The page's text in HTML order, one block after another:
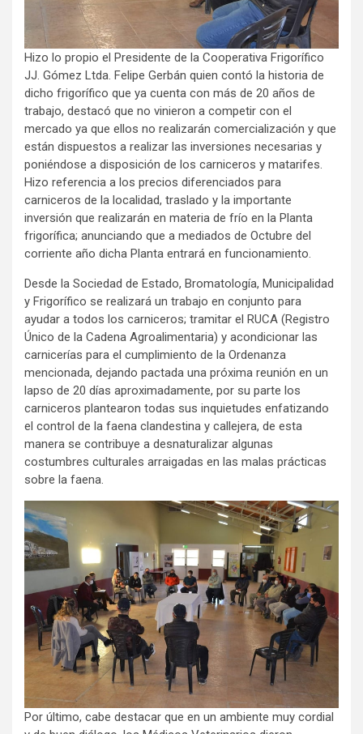
Hizo lo propio el Presidente de la Cooperativa Frigorífico
JJ. Gómez Ltda. Felipe Gerbán quien contó la historia de
dicho frigorífico que ya cuenta con más de 20 años de
trabajo, destacó que no vinieron a competir con el
mercado ya que ellos no realizarán comercialización y que
están dispuestos a realizar las inversiones necesarias y
poniéndose a disposición de los carniceros y matarifes.
Hizo referencia a los precios diferenciados para
carniceros de la localidad, traslado y la importante
inversión que realizarán en materia de frío en la Planta
frigorífica; anunciando que a mediados de Octubre del
corriente año dicha Planta entrará en funcionamiento.
Desde la Sociedad de Estado, Bromatología, Municipalidad
y Frigorífico se realizará un trabajo en conjunto para
ayudar a todos los carniceros; tramitar el RUCA (Registro
Único de la Cadena Agroalimentaria) y acondicionar las
carnicerías para el cumplimiento de la Ordenanza
mencionada, dejando pactada una próxima reunión en un
lapso de 20 días aproximadamente, por su parte los
carniceros plantearon todas sus inquietudes enfatizando
el control de la faena clandestina y callejera, de esta
manera se contribuye a desnaturalizar algunas
costumbres culturales arraigadas en las malas prácticas
sobre la faena.
Por último, cabe destacar que en un ambiente muy cordial